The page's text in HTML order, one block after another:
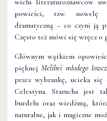
wielu literaturoznawców
powieści, tzw. nowelę
dramatyczną – co czyni ją
Często też mówi się wręcz o
Głównym wątkiem
pięknejMelibei młodego
przez wybrankę, ucieka
Celestyna. Starucha jest
burdelu oraz wiedźmą,
naturalne, jak i magiczne